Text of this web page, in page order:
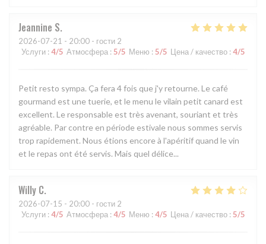
Jeannine S
2026-07-21 - 20:00 - гости 2
Услуги : 4/5 Атмосфера : 5/5 Меню : 5/5 Цена / качество : 4/5
Petit resto sympa. Ça fera 4 fois que j'y retourne. Le café
gourmand est une tuerie, et le menu le vilain petit canard est
excellent. Le responsable est très avenant, souriant et très
agréable. Par contre en période estivale nous sommes servis
trop rapidement. Nous étions encore à l'apéritif quand le vin
et le repas ont été servis. Mais quel délice...
Willy C
2026-07-15 - 20:00 - гости 2
Услуги : 4/5 Атмосфера : 4/5 Меню : 4/5 Цена / качество : 5/5